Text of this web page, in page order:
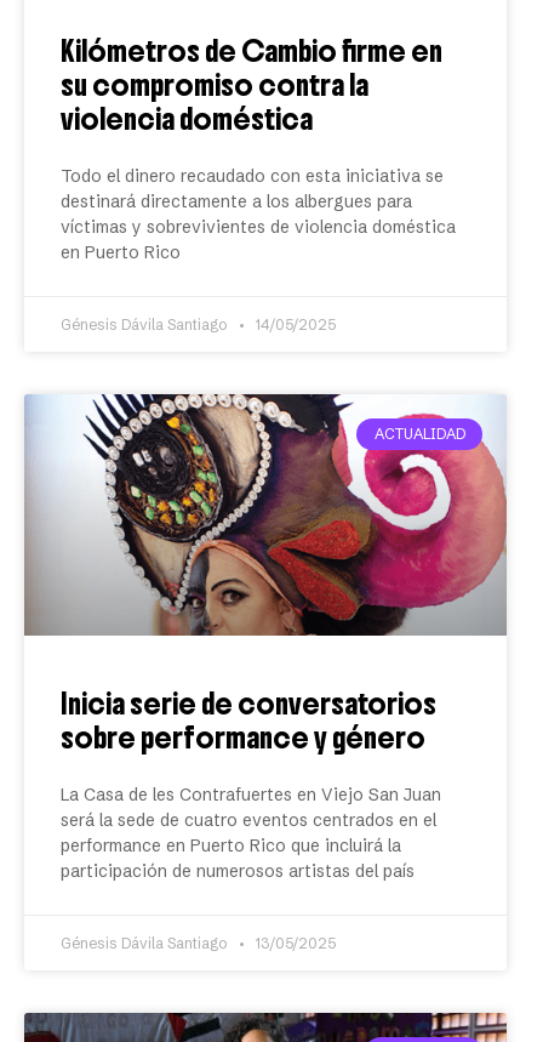
Kilómetros de Cambio firme en
su compromiso contra la
violencia doméstica
Todo el dinero recaudado con esta iniciativa se
destinará directamente a los albergues para
víctimas y sobrevivientes de violencia doméstica
en Puerto Rico
Génesis Dávila Santiago 14/05/2025
ACTUALIDAD
Inicia serie de conversatorios
sobre performance y género
La Casa de les Contrafuertes en Viejo San Juan
será la sede de cuatro eventos centrados en el
performance en Puerto Rico que incluirá la
participación de numerosos artistas del país
Génesis Dávila Santiago 13/05/2025